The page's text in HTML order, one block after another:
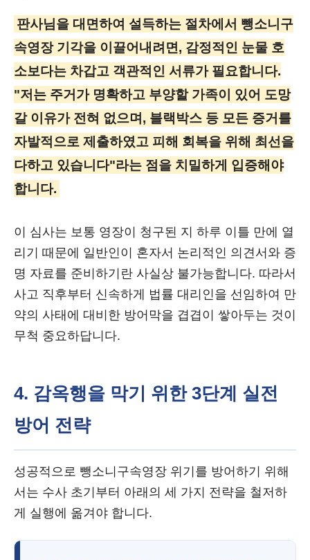
판사님을 대면하여 설득하는 절차에서 뺑소니구
속영장 기각을 이끌어내려면, 감정적인 눈물 호
소보다는 차갑고 객관적인 서류가 필요합니다.
"저는 주거가 명확하고 부양할 가족이 있어 도망
갈 이유가 전혀 없으며, 블랙박스 등 모든 증거를
자발적으로 제출하였고 피해 회복을 위해 최선을
다하고 있습니다"라는 점을 치밀하게 입증해야
합니다.
이 심사는 보통 영장이 청구된 지 하루 이틀 만에 열
리기 때문에 일반인이 혼자서 논리적인 의견서와 증
명 자료를 준비하기란 사실상 불가능합니다. 따라서
사고 직후부터 신속하게 법률 대리인을 선임하여 만
약의 사태에 대비한 방어막을 겹겹이 쌓아두는 것이
무척 중요하답니다.
4. 감옥행을 막기 위한 3단계 실전
방어 전략
성공적으로 뺑소니구속영장 위기를 방어하기 위해
서는 수사 초기부터 아래의 세 가지 전략을 철저하
게 실행에 옮겨야 합니다.